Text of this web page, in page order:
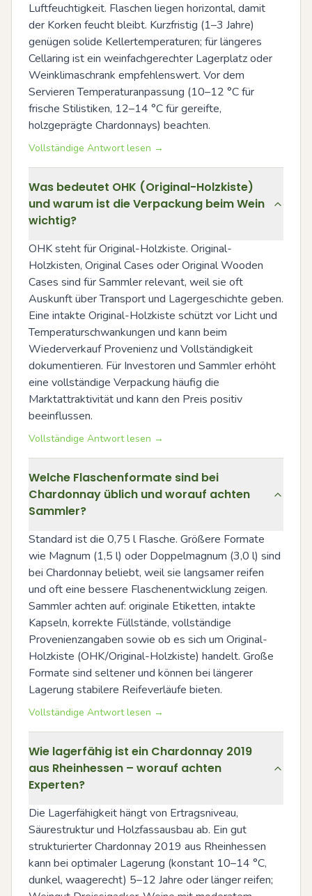
Luftfeuchtigkeit. Flaschen liegen horizontal, damit
der Korken feucht bleibt. Kurzfristig (1–3 Jahre)
genügen solide Kellertemperaturen; für längeres
Cellaring ist ein weinfachgerechter Lagerplatz oder
Weinklimaschrank empfehlenswert. Vor dem
Servieren Temperaturanpassung (10–12 °C für
frische Stilistiken, 12–14 °C für gereifte,
holzgeprägte Chardonnays) beachten.
Vollständige Antwort lesen →
Was bedeutet OHK (Original-Holzkiste)
und warum ist die Verpackung beim Wein
wichtig?
OHK steht für Original-Holzkiste. Original-
Holzkisten, Original Cases oder Original Wooden
Cases sind für Sammler relevant, weil sie oft
Auskunft über Transport und Lagergeschichte geben.
Eine intakte Original-Holzkiste schützt vor Licht und
Temperaturschwankungen und kann beim
Wiederverkauf Provenienz und Vollständigkeit
dokumentieren. Für Investoren und Sammler erhöht
eine vollständige Verpackung häufig die
Marktattraktivität und kann den Preis positiv
beeinflussen.
Vollständige Antwort lesen →
Welche Flaschenformate sind bei
Chardonnay üblich und worauf achten
Sammler?
Standard ist die 0,75 l Flasche. Größere Formate
wie Magnum (1,5 l) oder Doppelmagnum (3,0 l) sind
bei Chardonnay beliebt, weil sie langsamer reifen
und oft eine bessere Flaschenentwicklung zeigen.
Sammler achten auf: originale Etiketten, intakte
Kapseln, korrekte Füllstände, vollständige
Provenienzangaben sowie ob es sich um Original-
Holzkiste (OHK/Original-Holzkiste) handelt. Große
Formate sind seltener und können bei längerer
Lagerung stabilere Reifeverläufe bieten.
Vollständige Antwort lesen →
Wie lagerfähig ist ein Chardonnay 2019
aus Rheinhessen – worauf achten
Experten?
Die Lagerfähigkeit hängt von Ertragsniveau,
Säurestruktur und Holzfassausbau ab. Ein gut
strukturierter Chardonnay 2019 aus Rheinhessen
kann bei optimaler Lagerung (konstant 10–14 °C,
dunkel, waagerecht) 5–12 Jahre oder länger reifen;